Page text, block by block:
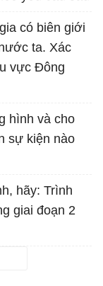
có biên giới
ta. Xác
vực Đông
hình và cho
sự kiện nào
hãy: Trình
giai đoạn 2